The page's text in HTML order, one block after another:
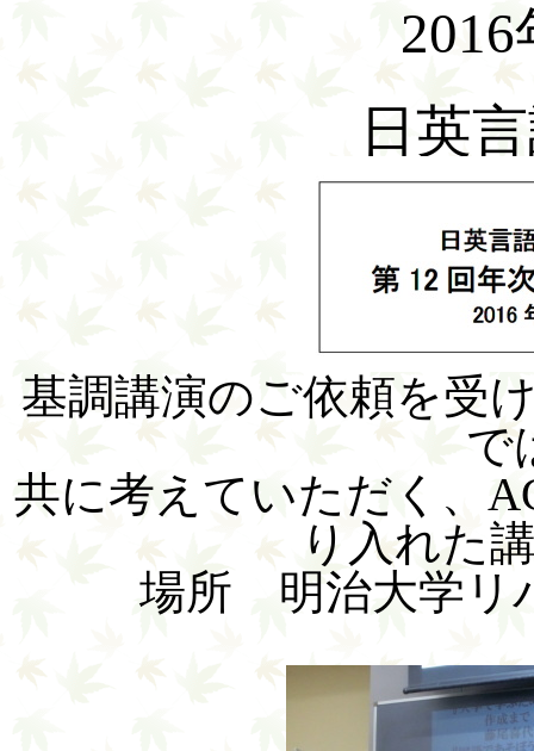
日英
基調講演のご依頼を受
で
共に考えていただく、
り入れた
場所 明治大学リ